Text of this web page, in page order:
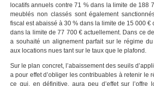
locatifs annuels contre 71 % dans la limite de 188
meublés non classés sont également
fiscal est abaissé à 30 % dans la limite de 15 000 €
dans la limite de 77 700 € actuellement. Dans ce
a souhaité un alignement parfait sur le régime
aux locations nues tant sur le taux que le plafond.
Sur le plan concret, l’abaissement des seuils
a pour effet d’obliger les contribuables à retenir le
ce qui, en définitive, aura peu d’effet sur l’offre